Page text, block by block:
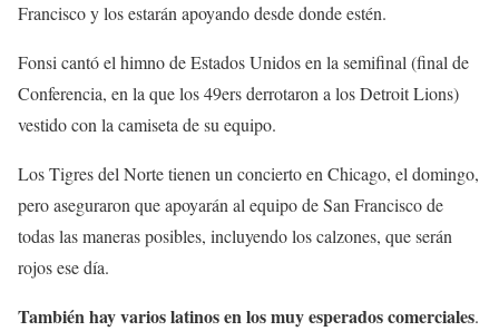
Francisco y los estarán apoyando desde donde estén.
Fonsi cantó el himno de Estados Unidos en la semifinal (final de
Conferencia, en la que los 49ers derrotaron a los Detroit Lions)
vestido con la camiseta de su equipo.
Los Tigres del Norte tienen un concierto en Chicago, el domingo,
pero aseguraron que apoyarán al equipo de San Francisco de
todas las maneras posibles, incluyendo los calzones, que serán
rojos ese día.
También hay varios latinos en los muy esperados comerciales.